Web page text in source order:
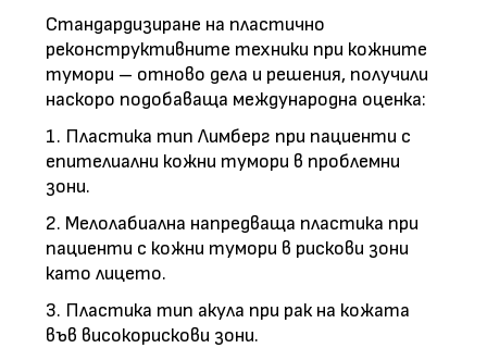
Стандардизиране на пластично
реконструктивните техники при кожните
тумори – отново дела и решения, получили
наскоро подобаваща международна оценка:
1. Пластика тип Лимберг при пациенти с
епителиални кожни тумори в проблемни
зони.
2. Мелолабиална напредваща пластика при
пациенти с кожни тумори в рискови зони
като лицето.
3. Пластика тип акула при рак на кожата
във високорискови зони.